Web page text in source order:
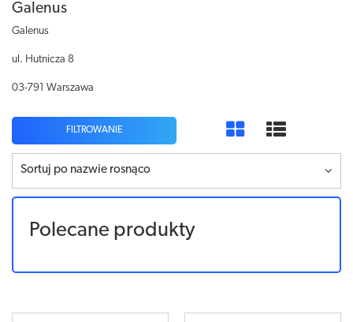
Galenus
Galenus
ul. Hutnicza 8
03-791 Warszawa
FILTROWANIE
Sortuj po nazwie rosnąco
Polecane produkty